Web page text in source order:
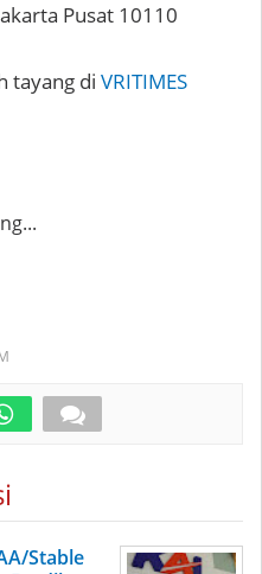
Pusat 10110
tayang di VRITIMES
Stable